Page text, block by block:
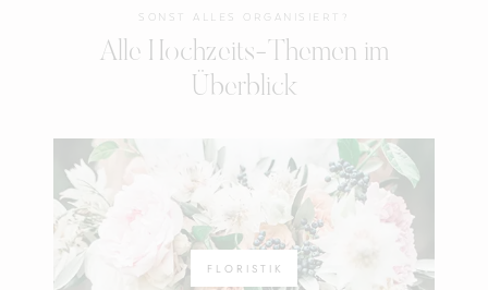
SONST ALLES ORGANISIERT?
Alle Hochzeits-Themen im
Überblick
FLORISTIK